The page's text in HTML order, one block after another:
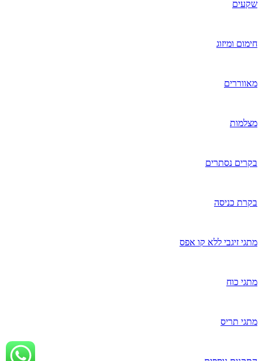
שקעים
חימום ומיזוג
מאווררים
מצלמות
בקרים נסתרים
בקרת כניסה
מתגי זיגבי ללא קו אפס
מתגי כוח
מתגי תריס